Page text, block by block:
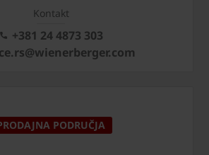
Kontakt
+381 24 4873 303
PODRUČJA